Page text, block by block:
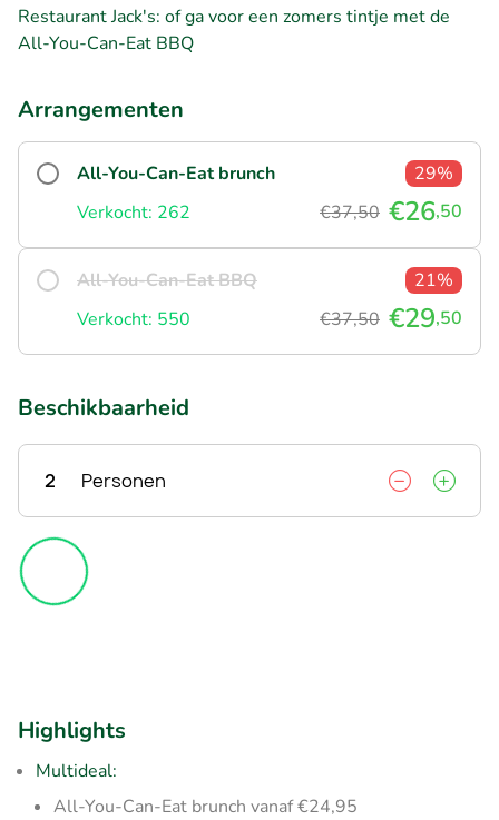
Restaurant Jack's: of ga voor een zomers tintje met de
All-You-Can-Eat BBQ
Arrangementen
All-You-Can-Eat brunch
29%
Verkocht: 262
€37,50 €26,50
All-You-Can-Eat BBQ
21%
Verkocht: 550
€37,50 €29,50
Beschikbaarheid
2 Personen
Highlights
Multideal:
All-You-Can-Eat brunch vanaf €24,95